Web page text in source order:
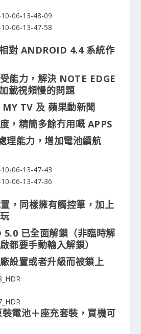
對 ANDROID 4.4 系統作
能力，解決 NOTE EDGE
載視頻慢的問題
TV 及 蘋果動新聞
，精簡多餘冇用嘅 APPS
理能力，增加電池續航
，同樣擁有觸控筆，加上
已全面解鎖（非臨時解
都要手動輸入解鎖）
設置或者升級而被鎖上
電池＋座充套裝，買機可